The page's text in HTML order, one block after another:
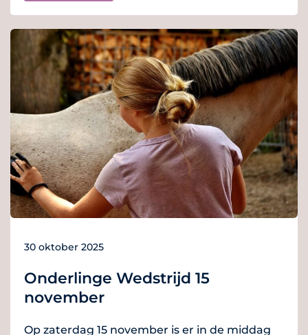
Onderlinge Wedstrijd 15
november
30 oktober 2025
Op zaterdag 15 november is er in de middag